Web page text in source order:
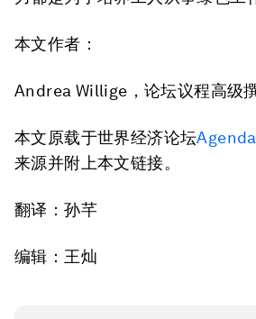
本文作者：
Andrea Willige，论坛议程高级
本文原载于世界经济论坛
来源并附上本文链接。
翻译：孙芊
编辑：王灿